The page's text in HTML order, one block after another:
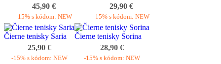
45,90 €
-15% s kódom: NEW
29,90 €
-15% s kódom: NEW
Čierne tenisky Saria
25,90 €
-15% s kódom: NEW
Čierne tenisky Sorina
28,90 €
-15% s kódom: NEW